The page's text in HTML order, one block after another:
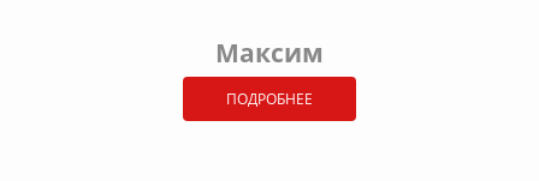
Максим
ПОДРОБНЕЕ